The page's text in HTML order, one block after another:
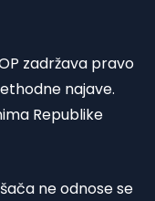
zadržava pravo
najave.
Republike
ne odnose se